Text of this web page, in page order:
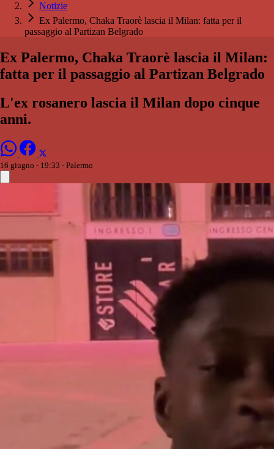
Notizie
Ex Palermo, Chaka Traorè lascia il Milan: fatta per il
passaggio al Partizan Belgrado
Ex Palermo, Chaka Traorè lascia il Milan:
fatta per il passaggio al Partizan Belgrado
L'ex rosanero lascia il Milan dopo cinque
anni.
16 giugno - 19:33 - Palermo